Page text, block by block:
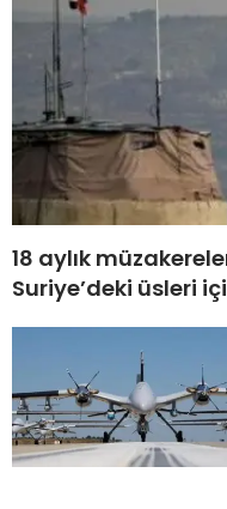
18 aylık
Suriye’deki üsleri